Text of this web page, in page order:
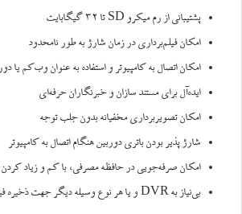
پشتیبانی از رم میکرو SD تا ۳۲ گیگابایت
امکان فیلم‌برداری در زمان شارژ به طور نامحدود
امکان اتصال به کامپیوتر و استفاده به عنوان وب‌کم یا
ایده‌آل برای مستند سازان و خبرنگاران حرفه‌ای
امکان تصویر‌برداری مخفیانه بدون جلب توجه
شارژ پذیر بودن باتری دوربین هنگام اتصال به کامپیوتر
امکان صرفه‌جویی در حافظه مصرفی، با کم و زیاد کردن
بی‌نیاز به DVR و یا هر نوع وسیله دیگر جهت ذخیره فیلم‌های ضبط شده